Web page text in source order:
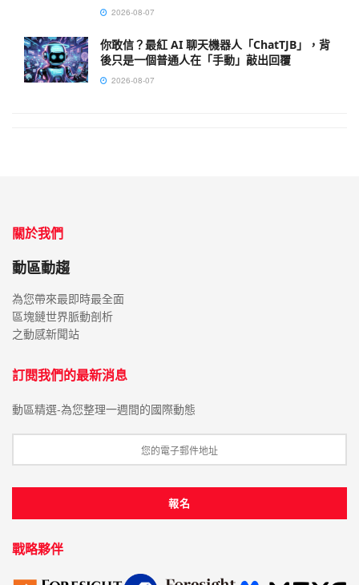
2026-08-07
你敢信？最紅 AI 聊天機器人「ChatTJB」，背
後只是一個普通人在「手動」敲出回覆
2026-08-07
關於我們
動區動趨
為您帶來最即時最全面
區塊鏈世界脈動剖析
之動感新聞站
訂閱我們的最新消息
動區精選-為您整理一週間的國際動態
戰略夥伴